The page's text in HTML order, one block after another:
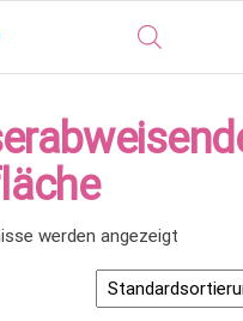
werden angezeigt